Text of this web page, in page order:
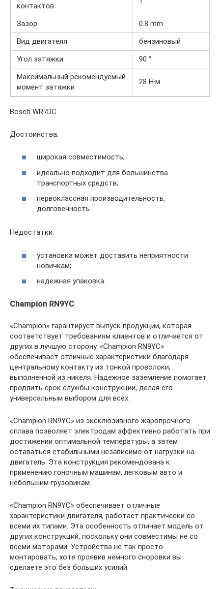
контактов
Зазор
0.8 mm
Вид двигателя
бензиновый
Угол затяжки
90 °
Максимальный рекомендуемый
момент затяжки
28 Н·м
Bosch WR7DC
Достоинства:
широкая совместимость;
идеально подходит для большинства
транспортных средств;
первоклассная производительность,
долговечность
Недостатки:
установка может доставить неприятности
новичкам;
надежная упаковка.
Champion RN9YC
«Champion» гарантирует выпуск продукции, которая
соответствует требованиям клиентов и отличается от
других в лучшую сторону. «Champion RN9YC»
обеспечивает отличные характеристики благодаря
центральному контакту из тонкой проволоки,
выполненной из никеля. Надежное заземление помогает
продлить срок службы конструкции, делая его
универсальным выбором для всех.
«Champion RN9YC» из эксклюзивного жаропрочного
сплава позволяет электродам эффективно работать при
достижении оптимальной температуры, а затем
оставаться стабильными независимо от нагрузки на
двигатель. Эта конструкция рекомендована к
применению гоночным машинам, легковым авто и
небольшим грузовикам.
«Champion RN9YC» обеспечивает отличные
характеристики двигателя, работает практически со
всеми их типами. Эта особенность отличает модель от
других конструкций, поскольку они совместимы не со
всеми моторами. Устройства не так просто
монтировать, хотя проявив немного сноровки вы
сделаете это без больших усилий.